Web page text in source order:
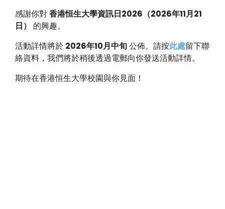
感謝你對香港恒生大學資訊日2026 （2026年11月21
日）
的興趣。
活動詳情將於 2026年10月中旬公佈。請按此處留下聯
絡資料，我們將於稍後透過電郵向你發送活動詳情。
期待在香港恒生大學校園與你見面！